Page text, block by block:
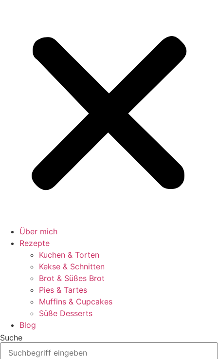
Über mich
Rezepte
Kuchen & Torten
Kekse & Schnitten
Brot & Süßes Brot
Pies & Tartes
Muffins & Cupcakes
Süße Desserts
Blog
Suche